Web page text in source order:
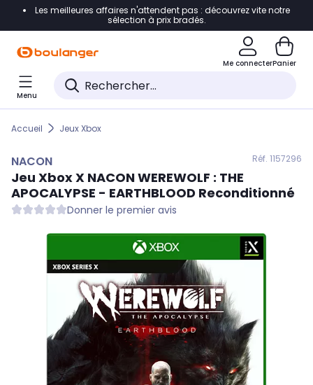
Accéder directement à la navigation
Accéder directement au pied de page
Accéder directement au chatbot
Les meilleures affaires n'attendent pas : découvrez vite notre
sélection à prix bradés.
Me connecterPanier
Menu
Accueil Jeux Xbox
NACON Réf. 1157296
Jeu Xbox X NACONWEREWOLF : THE
APOCALYPSE - EARTHBLOOD Reconditionné
Donner le premier avis